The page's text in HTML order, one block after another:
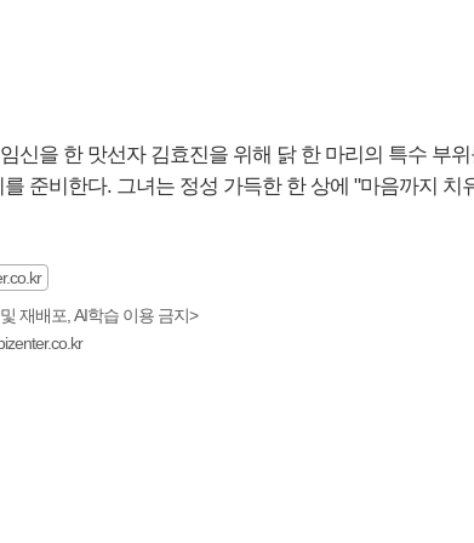
신을 한 맛선자 김효진을 위해 닭 한 마리의 특수 부
준비한다. 그녀는 정성 가득한 한 상에 "마음까지 치
재배포, AI학습 이용 금지>